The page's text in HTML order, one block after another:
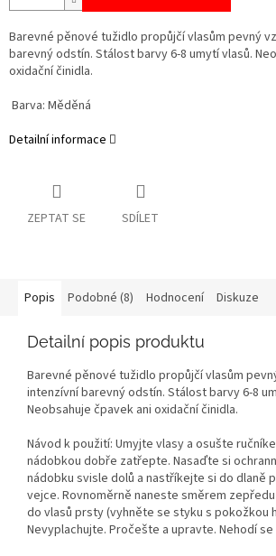
Barevné pěnové tužidlo propůjčí vlasům pevný
barevný odstín. Stálost barvy 6-8 umytí vlasů.
oxidační činidla.
Barva: Měděná
Detailní informace
ZEPTAT SE SDÍLET
Popis Podobné (8) Hodnocení Diskuze
Detailní popis produktu
Barevné pěnové tužidlo propůjčí vlasům
intenzívní barevný odstín. Stálost barvy 6-8
Neobsahuje čpavek ani oxidační činidla.
Návod k použití: Umyjte vlasy a osušte
nádobkou dobře zatřepte. Nasaďte si
nádobku svisle dolů a nastříkejte si do dlaně
vejce. Rovnoměrně naneste směrem
do vlasů prsty (vyhněte se styku s pokožkou
Nevyplachujte. Pročešte a upravte. Nehodí